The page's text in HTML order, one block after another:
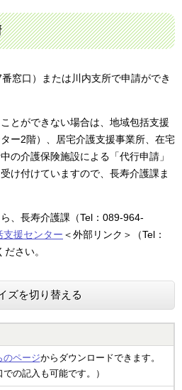
窓口）または川内支所で申請ができ
とができない場合は、地域包括支援
ー2階）、居宅介護支援事業所、在宅
の介護保険施設による「代行申請」
け付けていますので、長寿介護課ま
、長寿介護課（Tel：089-964-
支援センター ＜外部リンク＞
（Tel：
さい。
ズを切り替える
のページからダウンロードできます。
での記入も可能です。）